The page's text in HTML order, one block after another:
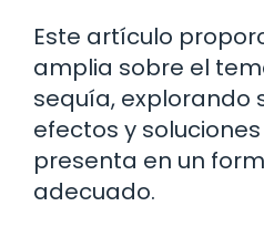
Este artículo
amplia sobre el
sequía, explorando
efectos y
presenta en un
adecuado.